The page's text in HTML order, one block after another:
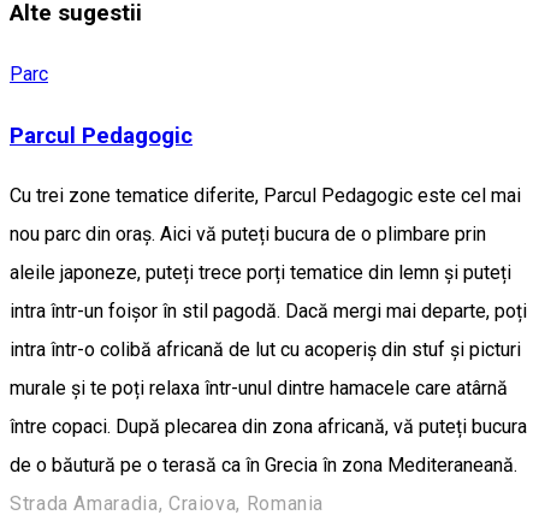
Alte sugestii
Parc
Parcul Pedagogic
Cu trei zone tematice diferite, Parcul Pedagogic este cel mai
nou parc din oraș. Aici vă puteți bucura de o plimbare prin
aleile japoneze, puteți trece porți tematice din lemn și puteți
intra într-un foișor în stil pagodă. Dacă mergi mai departe, poți
intra într-o colibă africană de lut cu acoperiș din stuf și picturi
murale și te poți relaxa într-unul dintre hamacele care atârnă
între copaci. După plecarea din zona africană, vă puteți bucura
de o băutură pe o terasă ca în Grecia în zona Mediteraneană.
Strada Amaradia, Craiova, Romania